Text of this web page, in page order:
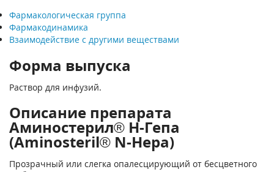
Фармакологическая группа
Фармакодинамика
Взаимодействие с другими веществами
Форма выпуска
Раствор для инфузий.
Описание препарата
Аминостерил® Н-Гепа
(Aminosteril® N-Hepa)
Прозрачный или слегка опалесцирующий от бесцветного